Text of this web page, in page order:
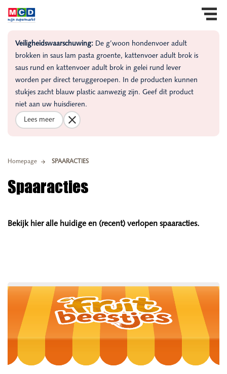
Veiligheidswaarschuwing: De g’woon hondenvoer adult
brokken in saus lam pasta groente, kattenvoer adult brok is
saus rund en kattenvoer adult brok in gelei rund lever
worden per direct teruggeroepen. In de producten kunnen
stukjes zacht blauw plastic aanwezig zijn. Geef dit product
niet aan uw huisdieren.
Lees meer
Homepage SPAARACTIES
Spaaracties
Bekijk hier alle huidige en (recent) verlopen spaaracties.